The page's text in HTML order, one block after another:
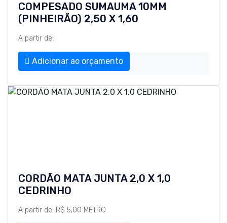
COMPESADO SUMAUMA 10MM
(PINHEIRÃO) 2,50 X 1,60
A partir de:
Adicionar ao orçamento
CORDÃO MATA JUNTA 2,0 X 1,0
CEDRINHO
A partir de: R$ 5,00 METRO